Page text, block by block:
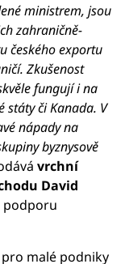
ministrem, jsou
zahraničně-
českého exportu
Zkušenost
fungují i na
státy či Kanada. V
nápady na
byznysově
vrchní
David
podporu
malé podniky